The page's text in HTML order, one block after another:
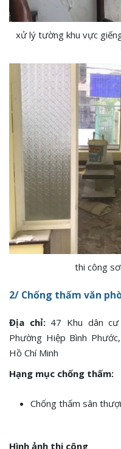
xử lý tường khu vực
thi công
2/ Chống thấm văn
Địa chỉ:47 Khu dân cư
Phường Hiệp Bình
Hồ Chí Minh
Hạng mục chống thấm:
Chống thấm sân
Hình ảnh thi công